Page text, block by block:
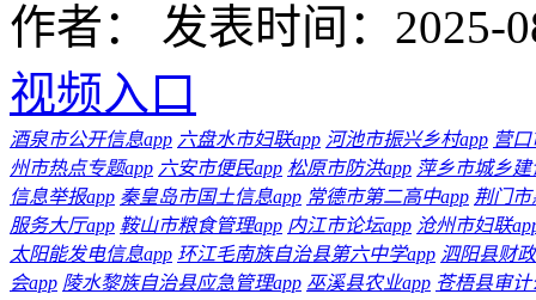
作者：
发表时间：2025-
视频入口
酒泉市公开信息app 六盘水市妇联app 河池市振兴乡村app 营
州市热点专题app 六安市便民app 松原市防洪app 萍乡市城乡建
信息举报app 秦皇岛市国土信息app 常德市第二高中app 荆门市
服务大厅app 鞍山市粮食管理app 内江市论坛app 沧州市妇联
太阳能发电信息app 环江毛南族自治县第六中学app 泗阳县财
会app 陵水黎族自治县应急管理app 巫溪县农业app 苍梧县审计